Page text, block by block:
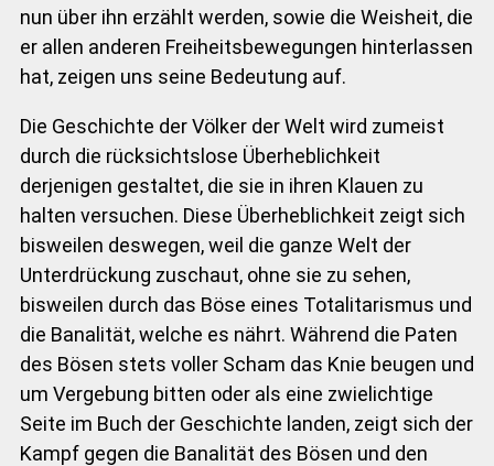
nun über ihn erzählt werden, sowie die Weisheit, die
er allen anderen Freiheitsbewegungen hinterlassen
hat, zeigen uns seine Bedeutung auf.
Die Geschichte der Völker der Welt wird zumeist
durch die rücksichtslose Überheblichkeit
derjenigen gestaltet, die sie in ihren Klauen zu
halten versuchen. Diese Überheblichkeit zeigt sich
bisweilen deswegen, weil die ganze Welt der
Unterdrückung zuschaut, ohne sie zu sehen,
bisweilen durch das Böse eines Totalitarismus und
die Banalität, welche es nährt. Während die Paten
des Bösen stets voller Scham das Knie beugen und
um Vergebung bitten oder als eine zwielichtige
Seite im Buch der Geschichte landen, zeigt sich der
Kampf gegen die Banalität des Bösen und den